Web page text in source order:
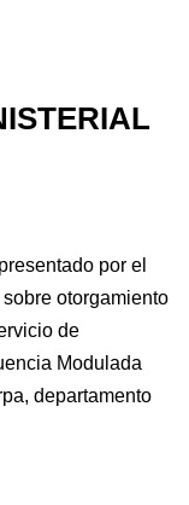
por el
otorgamiento
de
Modulada
departamento